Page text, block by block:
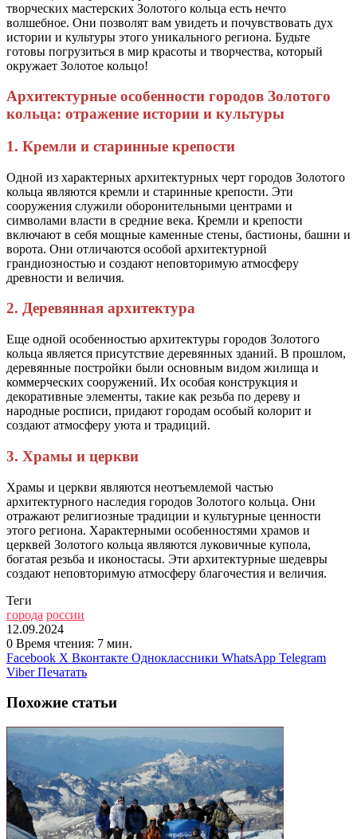
творческих мастерских Золотого кольца есть нечто
волшебное. Они позволят вам увидеть и почувствовать дух
истории и культуры этого уникального региона. Будьте
готовы погрузиться в мир красоты и творчества, который
окружает Золотое кольцо!
Архитектурные особенности городов Золотого
кольца: отражение истории и культуры
1. Кремли и старинные крепости
Одной из характерных архитектурных черт городов Золотого
кольца являются кремли и старинные крепости. Эти
сооружения служили оборонительными центрами и
символами власти в средние века. Кремли и крепости
включают в себя мощные каменные стены, бастионы, башни и
ворота. Они отличаются особой архитектурной
грандиозностью и создают неповторимую атмосферу
древности и величия.
2. Деревянная архитектура
Еще одной особенностью архитектуры городов Золотого
кольца является присутствие деревянных зданий. В прошлом,
деревянные постройки были основным видом жилища и
коммерческих сооружений. Их особая конструкция и
декоративные элементы, такие как резьба по дереву и
народные росписи, придают городам особый колорит и
создают атмосферу уюта и традиций.
3. Храмы и церкви
Храмы и церкви являются неотъемлемой частью
архитектурного наследия городов Золотого кольца. Они
отражают религиозные традиции и культурные ценности
этого региона. Характерными особенностями храмов и
церквей Золотого кольца являются луковичные купола,
богатая резьба и иконостасы. Эти архитектурные шедевры
создают неповторимую атмосферу благочестия и величия.
Теги
города россии
12.09.2024
0 Время чтения: 7 мин.
Facebook X Вконтакте Одноклассники WhatsApp Telegram
Viber Печатать
Похожие статьи